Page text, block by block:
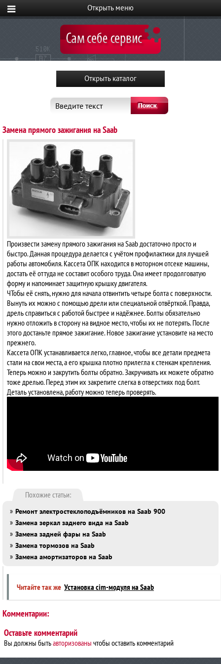
Введите текст
Замена прямого зажигания на Saab
Произвести замену прямого зажигания на Saab достаточно просто и
быстро. Данная процедура делается с учётом профилактики для лучшей
работы автомобиля. Кассета ОПК находится в моторном отсеке машины,
достать её оттуда не составит особого труда. Она имеет продолговатую
форму и напоминает защитную крышку двигателя.
ЧТобы её снять, нужно для начала отвинтить четыре болта с поверхности.
Вынуть их можно с помощью дрели или специальной отвёрткой. Правда,
дрель справиться с работой быстрее и надёжнее. Болты обязательно
нужно отложить в сторону на видное место, чтобы их не потерять. После
этого достаньте прямое зажигание. Новое зажигание установите на место
прежнего.
Кассета ОПК устанавливается легко, главное, чтобы все детали предмета
стали на свои места, а его крышка плотно прилегла к стенкам крепления.
Теперь можно и закрутить болты обратно. Закручивать их можете обратно
тоже дрелью. Перед этим их закрепите слегка в отверстиях под болт.
Деталь установлена, работу можно теперь проверять.
Похожие статьи:
» Ремонт электростеклоподъёмников на Saab 900
» Замена зеркал заднего вида на Saab
» Замена задней фары на Saab
» Замена тормозов на Saab
» Замена амортизаторов на Saab
Читайте так же Установка cim-модуля на Saab
Комментарии:
Оставьте комментарий
Вы должны бытьавторизованы чтобы оставить комментарий